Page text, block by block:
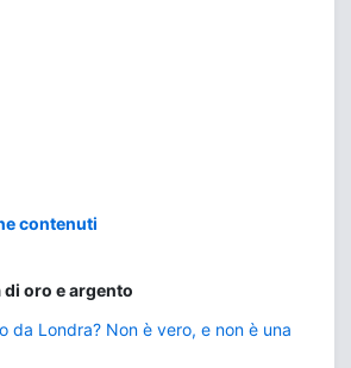
contenuti
oro e argento
da Londra? Non è vero, e non è una